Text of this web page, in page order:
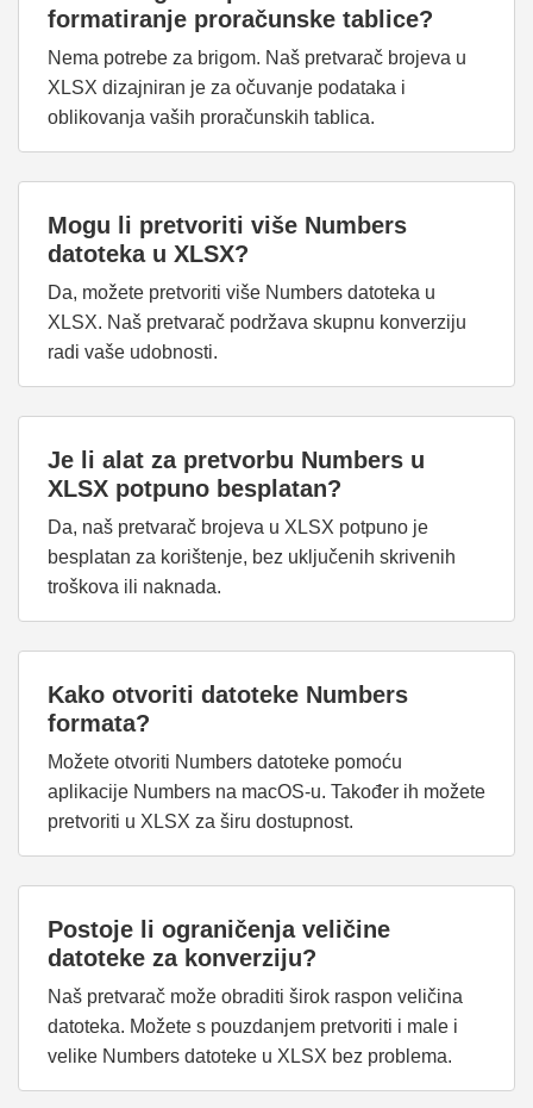
formatiranje proračunske tablice?
Nema potrebe za brigom. Naš pretvarač brojeva u
XLSX dizajniran je za očuvanje podataka i
oblikovanja vaših proračunskih tablica.
Mogu li pretvoriti više Numbers
datoteka u XLSX?
Da, možete pretvoriti više Numbers datoteka u
XLSX. Naš pretvarač podržava skupnu konverziju
radi vaše udobnosti.
Je li alat za pretvorbu Numbers u
XLSX potpuno besplatan?
Da, naš pretvarač brojeva u XLSX potpuno je
besplatan za korištenje, bez uključenih skrivenih
troškova ili naknada.
Kako otvoriti datoteke Numbers
formata?
Možete otvoriti Numbers datoteke pomoću
aplikacije Numbers na macOS-u. Također ih možete
pretvoriti u XLSX za širu dostupnost.
Postoje li ograničenja veličine
datoteke za konverziju?
Naš pretvarač može obraditi širok raspon veličina
datoteka. Možete s pouzdanjem pretvoriti i male i
velike Numbers datoteke u XLSX bez problema.